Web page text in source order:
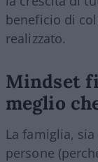
beneficio di
realizzato.
Mindset
meglio
La famiglia,
persone